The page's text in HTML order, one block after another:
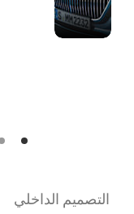
المضيء
الجديد
التصميم الداخلي